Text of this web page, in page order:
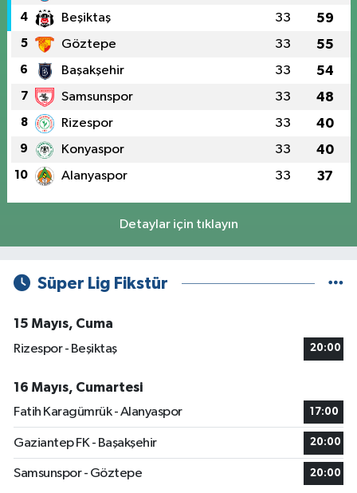
4 Beşiktaş 33 59
5 Göztepe 33 55
6 Başakşehir 33 54
7 Samsunspor 33 48
8 Rizespor 33 40
9 Konyaspor 33 40
10 Alanyaspor 33 37
Detaylar için tıklayın
Süper Lig Fikstür
15 Mayıs, Cuma
Rizespor - Beşiktaş
20:00
16 Mayıs, Cumartesi
Fatih Karagümrük - Alanyaspor
17:00
Gaziantep FK - Başakşehir 20:00
Samsunspor - Göztepe 20:00